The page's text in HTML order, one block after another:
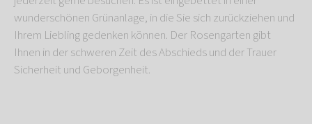
wunderschönen Grünanlage, in die Sie sich zurückziehen und
Ihrem Liebling gedenken können. Der Rosengarten gibt
Ihnen in der schweren Zeit des Abschieds und der Trauer
Sicherheit und Geborgenheit.